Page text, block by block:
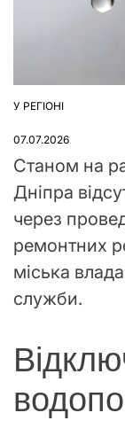
ОПУБЛІКУВАТИ
У РЕГІОНІ
07.07.2026
Станом на
Дніпра
через
ремонтних
міська
служби.